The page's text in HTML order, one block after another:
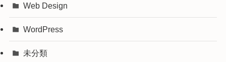
Web Design
WordPress
未分類